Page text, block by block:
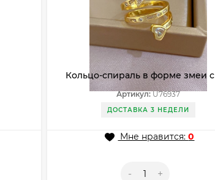
Кольцо-спираль в форме змеи с
кристаллами U76937
Артикул:U76937
ДОСТАВКА 3 НЕДЕЛИ
Мне нравится:0
- +